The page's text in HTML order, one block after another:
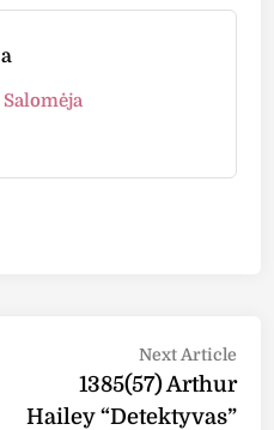
Next Article
1385(57) Arthur
Hailey “Detektyvas”